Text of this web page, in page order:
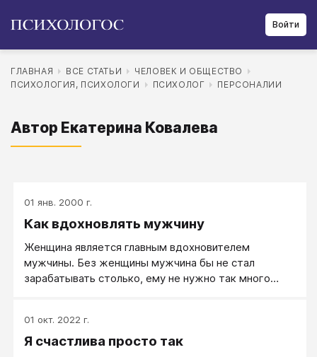
Войти
ГЛАВНАЯ ВСЕ СТАТЬИ
ЧЕЛОВЕК И ОБЩЕСТВО
ПСИХОЛОГИЯ, ПСИХОЛОГИ
ПСИХОЛОГ ПЕРСОНАЛИИ
Автор Екатерина Ковалева
01 янв. 2000 г.
Как вдохновлять мужчину
Женщина является главным вдохновителем
мужчины. Без женщины мужчина бы не стал
зарабатывать столько, ему не нужно так много
становится более деятельным и быстрее богатеет.
Женщина способствует успеху любимого мужчины.
01 окт. 2022 г.
Я счастлива просто так